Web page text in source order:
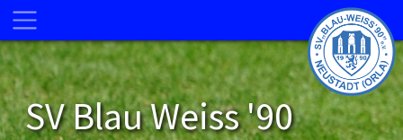
SV Blau Weiss '90